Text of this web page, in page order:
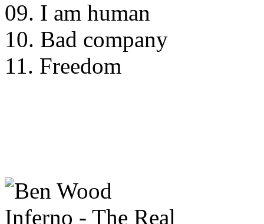
09. I am human
10. Bad company
11. Freedom